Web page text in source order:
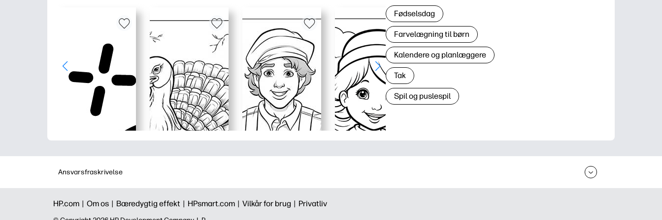
Fødselsdag
Farvelægning til børn
Kalendere og planlæggere
Tak
Spil og puslespil
Ansvarsfraskrivelse
HP.com | Om os | Bæredygtig effekt | HPsmart.com | Vilkår for brug | Privatliv